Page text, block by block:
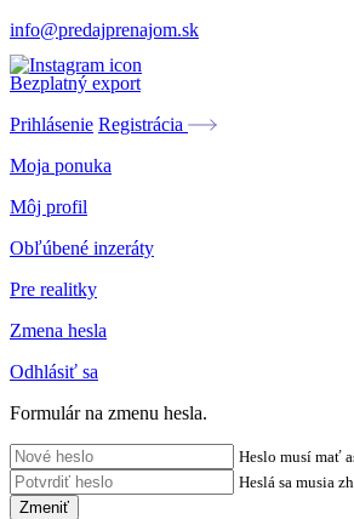
info@predajprenajom.sk
Bezplatný export
Prihlásenie Registrácia
Moja ponuka
Môj profil
Obľúbené inzeráty
Pre realitky
Zmena hesla
Odhlásiť sa
Formulár na zmenu hesla.
Heslo musí mať
Heslá sa musia
Zmeniť